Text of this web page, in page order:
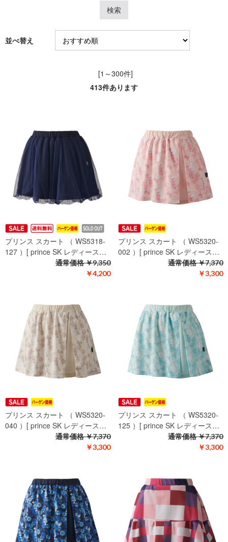
並べ替え
[1～300件]
413件あります
プリンス スカート （ WS5318-
127 ）[ prince SK レディース…
￥4,200
通常価格￥9,350
プリンス スカート （ WS5320-
002 ）[ prince SK レディース…
￥3,300
通常価格￥7,370
プリンス スカート （ WS5320-
040 ）[ prince SK レディース…
￥3,300
通常価格￥7,370
プリンス スカート （ WS5320-
125 ）[ prince SK レディース…
￥3,300
通常価格￥7,370